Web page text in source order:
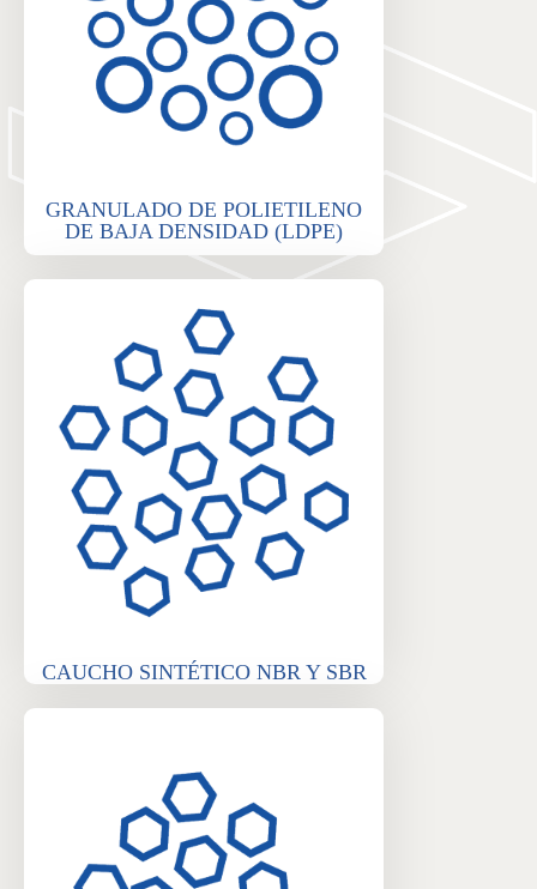
GRANULADO DE POLIETILENO
DE BAJA DENSIDAD (LDPE)
CAUCHO SINTÉTICO NBR Y SBR